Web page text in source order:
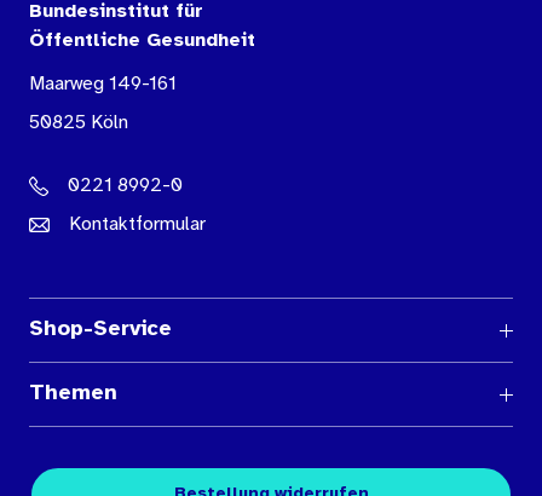
Bundesinstitut für
Öffentliche Gesundheit
Maarweg 149-161
50825 Köln
0221 8992-0
Kontaktformular
Shop-Service
Medienübersichten
Kontakt
Themen